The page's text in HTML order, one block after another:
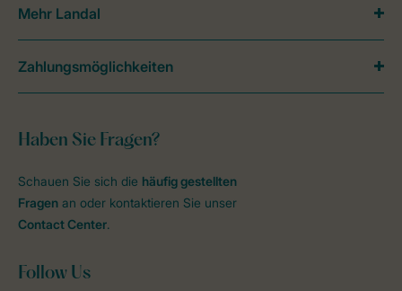
Haben Sie Fragen?
Schauen Sie sich die häufig gestellten
Fragen an oder kontaktieren Sie unser
Contact Center.
Follow Us
Mehr Landal
Zahlungsmöglichkeiten